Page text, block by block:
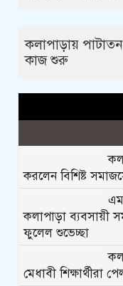
কলাপাড়ায়
কাজ শুরু
করলেন বিশিষ্ট
কলাপাড়া ব্যবসায়ী
ফুলেল শুভেচ্ছা
মেধাবী শিক্ষার্থীরা